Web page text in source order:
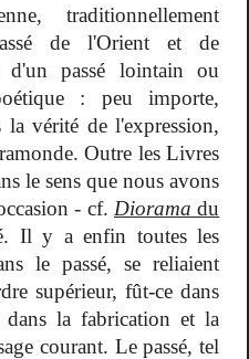
traditionnellement
de l'Orient et de
d'un passé lointain ou
: peu importe,
vérité de l'expression,
Outre les Livres
le sens que nous avons
- cf. Diorama du
Il y a enfin toutes les
le passé, se reliaient
supérieur, fût-ce dans
dans la fabrication et la
courant. Le passé, tel